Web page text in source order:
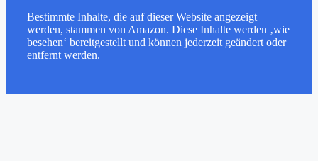
Bestimmte Inhalte, die auf dieser Website angezeigt
werden, stammen von Amazon. Diese Inhalte werden ‚wie
besehen‘ bereitgestellt und können jederzeit geändert oder
entfernt werden.